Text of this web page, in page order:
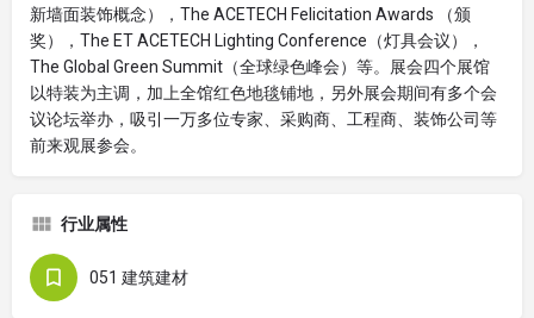
新墙面装饰概念），The ACETECH Felicitation Awards （颁
奖），The ET ACETECH Lighting Conference（灯具会议），
The Global Green Summit（全球绿色峰会）等。展会四个展馆
以特装为主调，加上全馆红色地毯铺地，另外展会期间有多个会
议论坛举办，吸引一万多位专家、采购商、工程商、装饰公司等
前来观展参会。
行业属性
051 建筑建材